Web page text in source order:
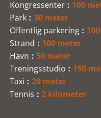
Kongressenter
100
Park
30 meter
Offentlig parkering
Strand
100 meter
Havn
50 meter
Treningsstudio
150
Taxi
20 meter
Tennis
2 kilometer